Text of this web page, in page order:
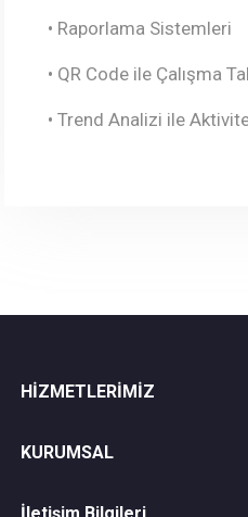
• Raporlama Sistemleri
• QR Code ile Çalışma
• Trend Analizi ile
HİZMETLERİMİZ
KURUMSAL